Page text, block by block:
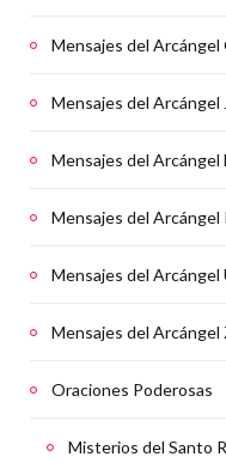
Mensajes del Arcángel
Mensajes del Arcángel
Mensajes del Arcángel
Mensajes del Arcángel
Mensajes del Arcángel
Mensajes del Arcángel
Oraciones Poderosas
Misterios del Santo